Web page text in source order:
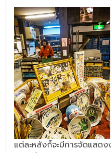
แต่ละหลังก็จะมีการจัดแสด